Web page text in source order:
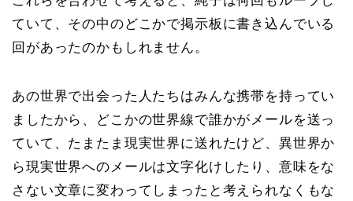
ていて、その中のどこかで掲示板に書き込んでいる
回があったのかもしれません。
あの世界で出会った人たちはみんな携帯を持ってい
ましたから、どこかの世界線で誰かがメールを送っ
ていて、たまたま現実世界に送れたけど、異世界か
ら現実世界へのメールは文字化けしたり、意味をな
さない文章に変わってしまったと考えられなくもな